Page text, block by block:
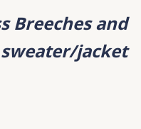
Breeches and
jacket